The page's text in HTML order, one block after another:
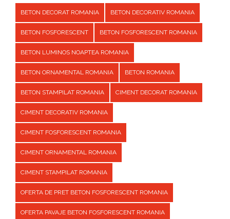
BETON DECORAT ROMANIA BETON DECORATIV ROMANIA
BETON FOSFORESCENT BETON FOSFORESCENT ROMANIA
BETON LUMINOS NOAPTEA ROMANIA
BETON ORNAMENTAL ROMANIA BETON ROMANIA
BETON STAMPILAT ROMANIA CIMENT DECORAT ROMANIA
CIMENT DECORATIV ROMANIA
CIMENT FOSFORESCENT ROMANIA
CIMENT ORNAMENTAL ROMANIA
CIMENT STAMPILAT ROMANIA
OFERTA DE PRET BETON FOSFORESCENT ROMANIA
OFERTA PAVAJE BETON FOSFORESCENT ROMANIA